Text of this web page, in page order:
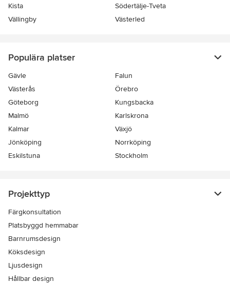
Kista
Södertälje-Tveta
Vällingby
Västerled
Populära platser
Gävle
Falun
Västerås
Örebro
Göteborg
Kungsbacka
Malmö
Karlskrona
Kalmar
Växjö
Jönköping
Norrköping
Eskilstuna
Stockholm
Projekttyp
Färgkonsultation
Platsbyggd hemmabar
Barnrumsdesign
Köksdesign
Ljusdesign
Hållbar design